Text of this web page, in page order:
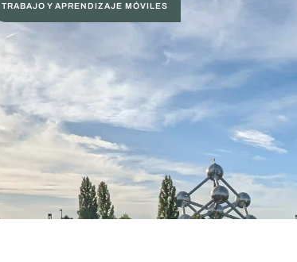
TRABAJO Y APRENDIZAJE MÓVILES